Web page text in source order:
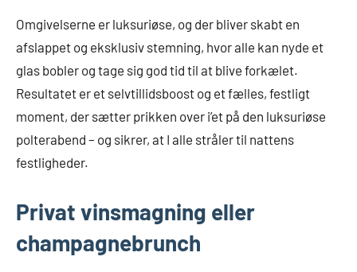
Omgivelserne er luksuriøse, og der bliver skabt en
afslappet og eksklusiv stemning, hvor alle kan nyde et
glas bobler og tage sig god tid til at blive forkælet.
Resultatet er et selvtillidsboost og et fælles, festligt
moment, der sætter prikken over i’et på den luksuriøse
polterabend – og sikrer, at I alle stråler til nattens
festligheder.
Privat vinsmagning eller
champagnebrunch